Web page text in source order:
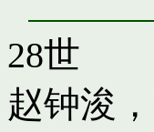
28世
赵钟浚